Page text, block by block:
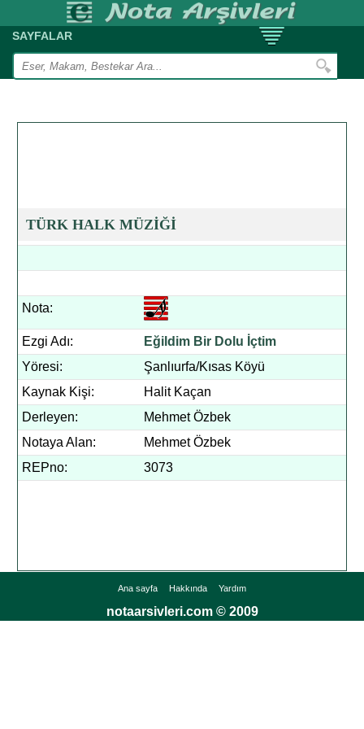
SAYFALAR
TÜRK HALK MÜZİĞİ
Nota:
Ezgi Adı:
Eğildim Bir Dolu İçtim
Yöresi:
Şanlıurfa/Kısas Köyü
Kaynak Kişi:
Halit Kaçan
Derleyen:
Mehmet Özbek
Notaya Alan:
Mehmet Özbek
REPno:
3073
Ana sayfa Hakkında Yardım
notaarsivleri.com © 2009